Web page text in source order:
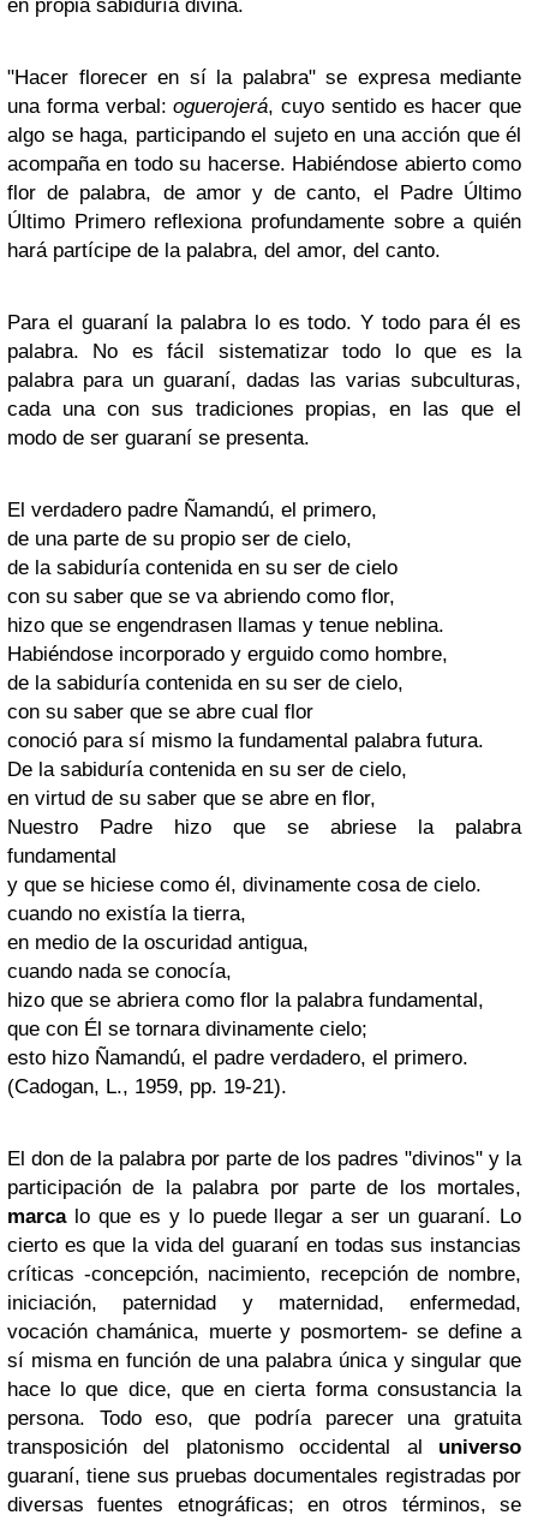
en propia sabiduría divina.
"Hacer florecer en sí la palabra" se expresa mediante
una forma verbal:oguerojerá, cuyo sentido es hacer que
algo se haga, participando el sujeto en una acción que él
acompaña en todo su hacerse. Habiéndose abierto como
flor de palabra, de amor y de canto, el Padre Último
Último Primero reflexiona profundamente sobre a quién
hará partícipe de la palabra, del amor, del canto.
Para el guaraní la palabra lo es todo. Y todo para él es
palabra. No es fácil sistematizar todo lo que es la
palabra para un guaraní, dadas las varias subculturas,
cada una con sus tradiciones propias, en las que el
modo de ser guaraní se presenta.
El verdadero padre Ñamandú, el primero,
de una parte de su propio ser de cielo,
de la sabiduría contenida en su ser de cielo
con su saber que se va abriendo como flor,
hizo que se engendrasen llamas y tenue neblina.
Habiéndose incorporado y erguido como hombre,
de la sabiduría contenida en su ser de cielo,
con su saber que se abre cual flor
conoció para sí mismo la fundamental palabra futura.
De la sabiduría contenida en su ser de cielo,
en virtud de su saber que se abre en flor,
Nuestro Padre hizo que se abriese la palabra
fundamental
y que se hiciese como él, divinamente cosa de cielo.
cuando no existía la tierra,
en medio de la oscuridad antigua,
cuando nada se conocía,
hizo que se abriera como flor la palabra fundamental,
que con Él se tornara divinamente cielo;
esto hizo Ñamandú, el padre verdadero, el primero.
(Cadogan, L., 1959, pp. 19-21).
El don de la palabra por parte de los padres "divinos" y la
participación de la palabra por parte de los mortales,
marcalo que es y lo puede llegar a ser un guaraní. Lo
cierto es que la vida del guaraní en todas sus instancias
críticas -concepción, nacimiento, recepción de nombre,
iniciación, paternidad y maternidad, enfermedad,
vocación chamánica, muerte y posmortem- se define a
sí misma en función de una palabra única y singular que
hace lo que dice, que en cierta forma consustancia la
persona. Todo eso, que podría parecer una gratuita
transposición del platonismo occidental al universo
guaraní, tiene sus pruebas documentales registradas por
diversas fuentes etnográficas; en otros términos, se